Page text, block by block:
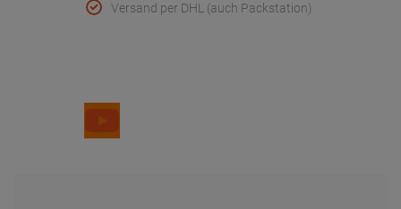
Versand per DHL (auch Packstation)